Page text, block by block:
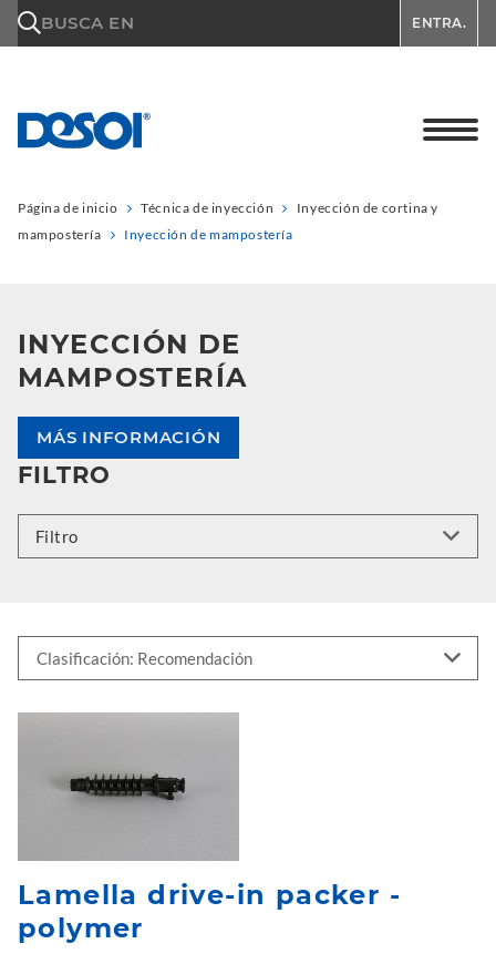
BUSCA EN ENTRA.
Página de inicio Técnica de inyección
Inyección de cortina y
mampostería
Inyección de mampostería
INYECCIÓN DE
MAMPOSTERÍA
MÁS INFORMACIÓN
FILTRO
Filtro
Lamella drive-in packer -
polymer